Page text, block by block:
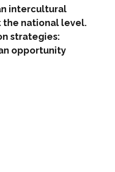
intercultural
national level.
strategies:
opportunity
evaluaciones de impacto